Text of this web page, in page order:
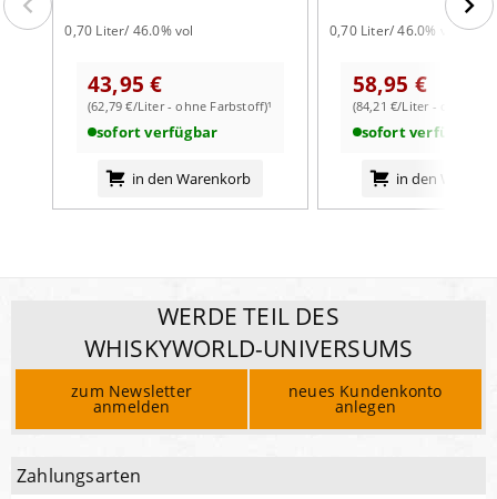
0,70 Liter/ 46.0% vol
43,95 €
(62,79 €/Liter - ohne Farbstoff)¹
sofort verfügbar
in den Warenkorb
0,70 Liter/ 46.0% vol
58,95 €
(84,21 €/Liter - ohne
sofort verfügbar
in den
WERDE TEIL DES
WHISKYWORLD-UNIVERSUMS
zum Newsletter
anmelden
neues Kundenkonto
anlegen
Zahlungsarten